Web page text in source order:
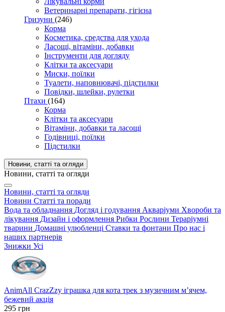
Ветеринарні препарати, гігієна
Гризуни (246)
Корма
Косметика, средства для ухода
Ласощі, вітаміни, добавки
Інструменти для догляду
Клітки та аксесуари
Миски, поїлки
Туалети, наповнювачі, підстилки
Повідки, шлейки, рулетки
Птахи (164)
Корма
Клітки та аксесуари
Вітаміни, добавки та ласощі
Годівниці, поїлки
Підстилки
Новини, статті та огляди
Новини, статті та огляди
Новини, статті та огляди
Новини Статті та поради
Вода та обладнання Догляд і годування Акваріуми Хвороби та
лікування Дизайн і оформлення Рибки Рослини Тераріумні
тварини Домашні улюбленці Ставки та фонтани Про нас і
наших партнерів
Знижки Усі
AnimAll CrazZzy іграшка для кота трек з музичним м’ячем,
бежевий акція
295 грн